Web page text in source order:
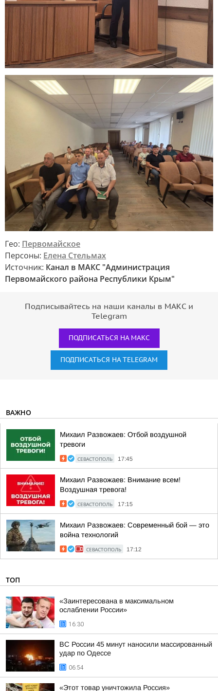
Гео: Первомайское
Персоны: Елена Стельмах
Источник: Канал в МАКС "Администрация
Первомайского района Республики Крым"
Подписывайтесь на наши каналы в МАКС и
Telegram
ПОДПИСАТЬСЯ НА МАКС
ПОДПИСАТЬСЯ НА TELEGRAM
ВАЖНО
Михаил Развожаев: Отбой воздушной
тревоги
СЕВАСТОПОЛЬ 17:45
Михаил Развожаев: Внимание всем!
Воздушная тревога!
СЕВАСТОПОЛЬ 17:15
Михаил Развожаев: Современный бой — это
война технологий
СЕВАСТОПОЛЬ 17:12
ТОП
«Заинтересована в максимальном
ослаблении России»
16:30
ВС России 45 минут наносили массированный
удар по Одессе
06:54
«Этот товар уничтожила Россия»